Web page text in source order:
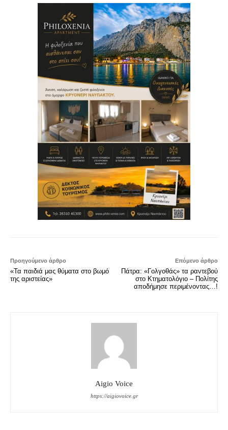
Προηγούμενο άρθρο
«Τα παιδιά μας θύματα στο βωμό
της αριστείας»
Επόμενο άρθρο
Πάτρα: «Γολγοθάς» τα ραντεβού
στο Κτηματολόγιο – Πολίτης
αποδήμησε περιμένοντας…!
Aigio Voice
https://aigiovoice.gr